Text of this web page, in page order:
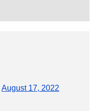
August 17, 2022